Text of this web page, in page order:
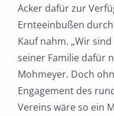
Acker dafür zur
Ernteeinbußen
Kauf nahm. „Wir
seiner Familie dafür
Mohmeyer. Doch
Engagement des
Vereins wäre so ein